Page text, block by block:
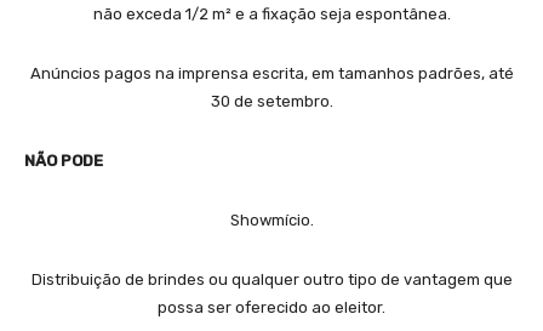
não exceda 1/2 m² e a fixação seja espontânea.
Anúncios pagos na imprensa escrita, em tamanhos padrões, até
30 de setembro.
NÃO PODE
Showmício.
Distribuição de brindes ou qualquer outro tipo de vantagem que
possa ser oferecido ao eleitor.